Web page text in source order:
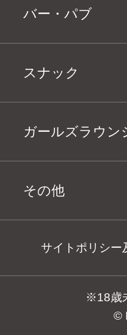
バー・パブ
スナック
ガールズラウン
その他
サイトポリシー
※18歳
©